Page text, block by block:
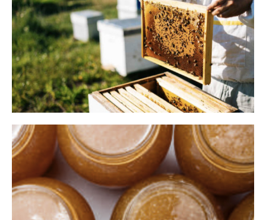
2018
Construirea Celei Mai Mari
Fabrici Din Republica Moldova
În 2018 am luat o întorsătură la 180 de grade. Atunci a început
construcția celei mai mari fabrici de procesare și ambalare a
mierii din Republica Moldova. Am avut cîteva obiective de